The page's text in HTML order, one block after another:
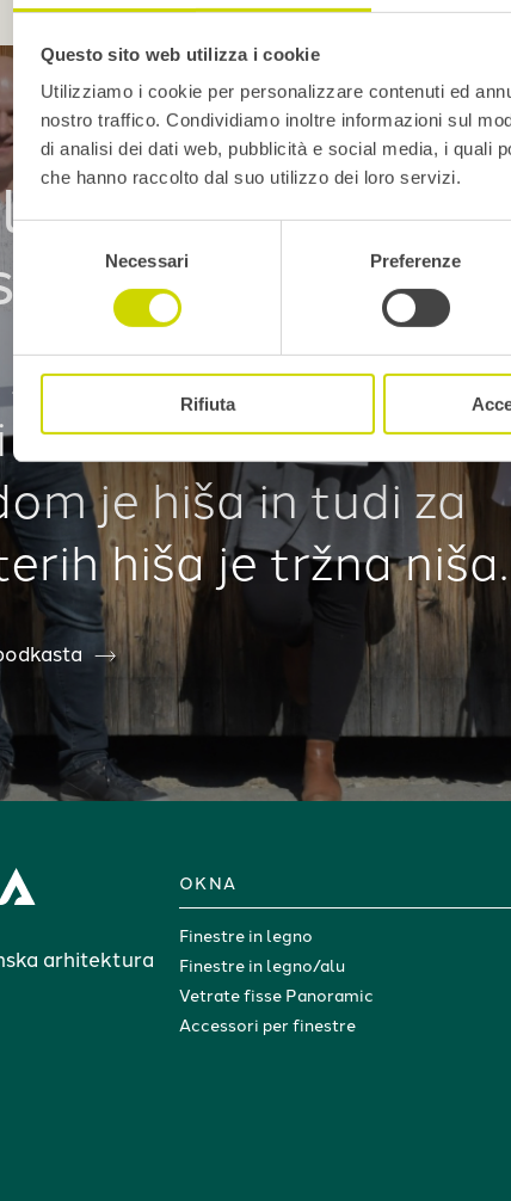
Questo sito web utilizza i cookie
Utilizziamo i cookie per personalizzare contenuti ed
nostro traffico. Condividiamo inoltre informazioni sul
di analisi dei dati web, pubblicità e social media, i quali
che hanno raccolto dal suo utilizzo dei loro servizi.
Selezione
Necessari Preferenze
Rifiuta
k poslušanju
vse in o vsem o
hišni miši, o tistih,
je hiša in tudi za
hiša je tržna niša.
arhitektura
OKNA
Finestre in legno
Finestre in legno/alu
Vetrate fisse Panoramic
Accessori per finestre